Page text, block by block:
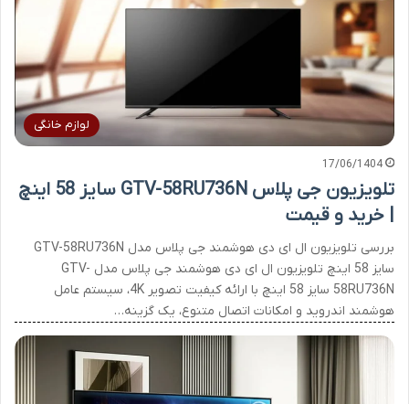
لوازم خانگی
17/06/1404
تلویزیون جی پلاس GTV-58RU736N سایز 58 اینچ
| خرید و قیمت
بررسی تلویزیون ال ای دی هوشمند جی پلاس مدل GTV-58RU736N
سایز 58 اینچ تلویزیون ال ای دی هوشمند جی پلاس مدل GTV-
58RU736N سایز 58 اینچ با ارائه کیفیت تصویر 4K، سیستم عامل
هوشمند اندروید و امکانات اتصال متنوع، یک گزینه…